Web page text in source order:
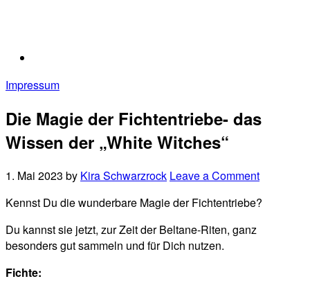
Impressum
Die Magie der Fichtentriebe- das
Wissen der „White Witches“
1. Mai 2023 by Kira Schwarzrock Leave a Comment
Kennst Du die wunderbare Magie der Fichtentriebe?
Du kannst sie jetzt, zur Zeit der Beltane-Riten, ganz
besonders gut sammeln und für Dich nutzen.
Fichte: